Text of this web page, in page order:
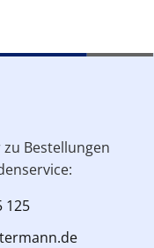
Bestellungen
125